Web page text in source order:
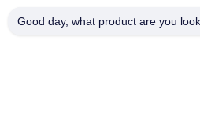
Οδός Yingbin αριθ. 100, ζώνη
Good day, what product are you